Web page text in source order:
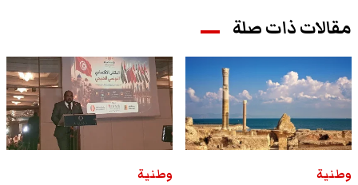
مقالات ذات صلة
وطنية
وطنية